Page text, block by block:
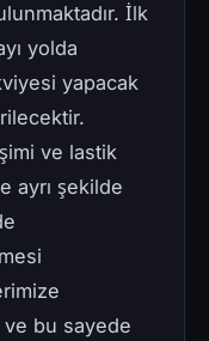
İlk
yolda
yapacak
ve lastik
ayrı şekilde
ve bu sayede